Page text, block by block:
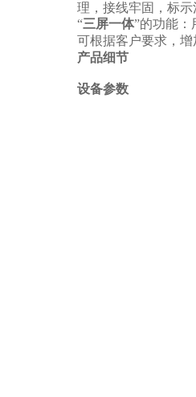
理，接线牢固，标示
“三屏一体”的功能：
可根据客户要求，
产品细节
设备参数